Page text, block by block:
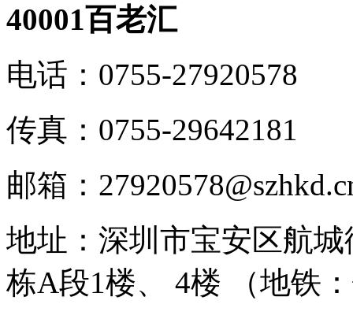
40001百老汇
电话： 0755-27920578
传真： 0755-29642181
邮箱：
地址： 深圳市宝安区航
栋A段1楼、 4楼 （地铁